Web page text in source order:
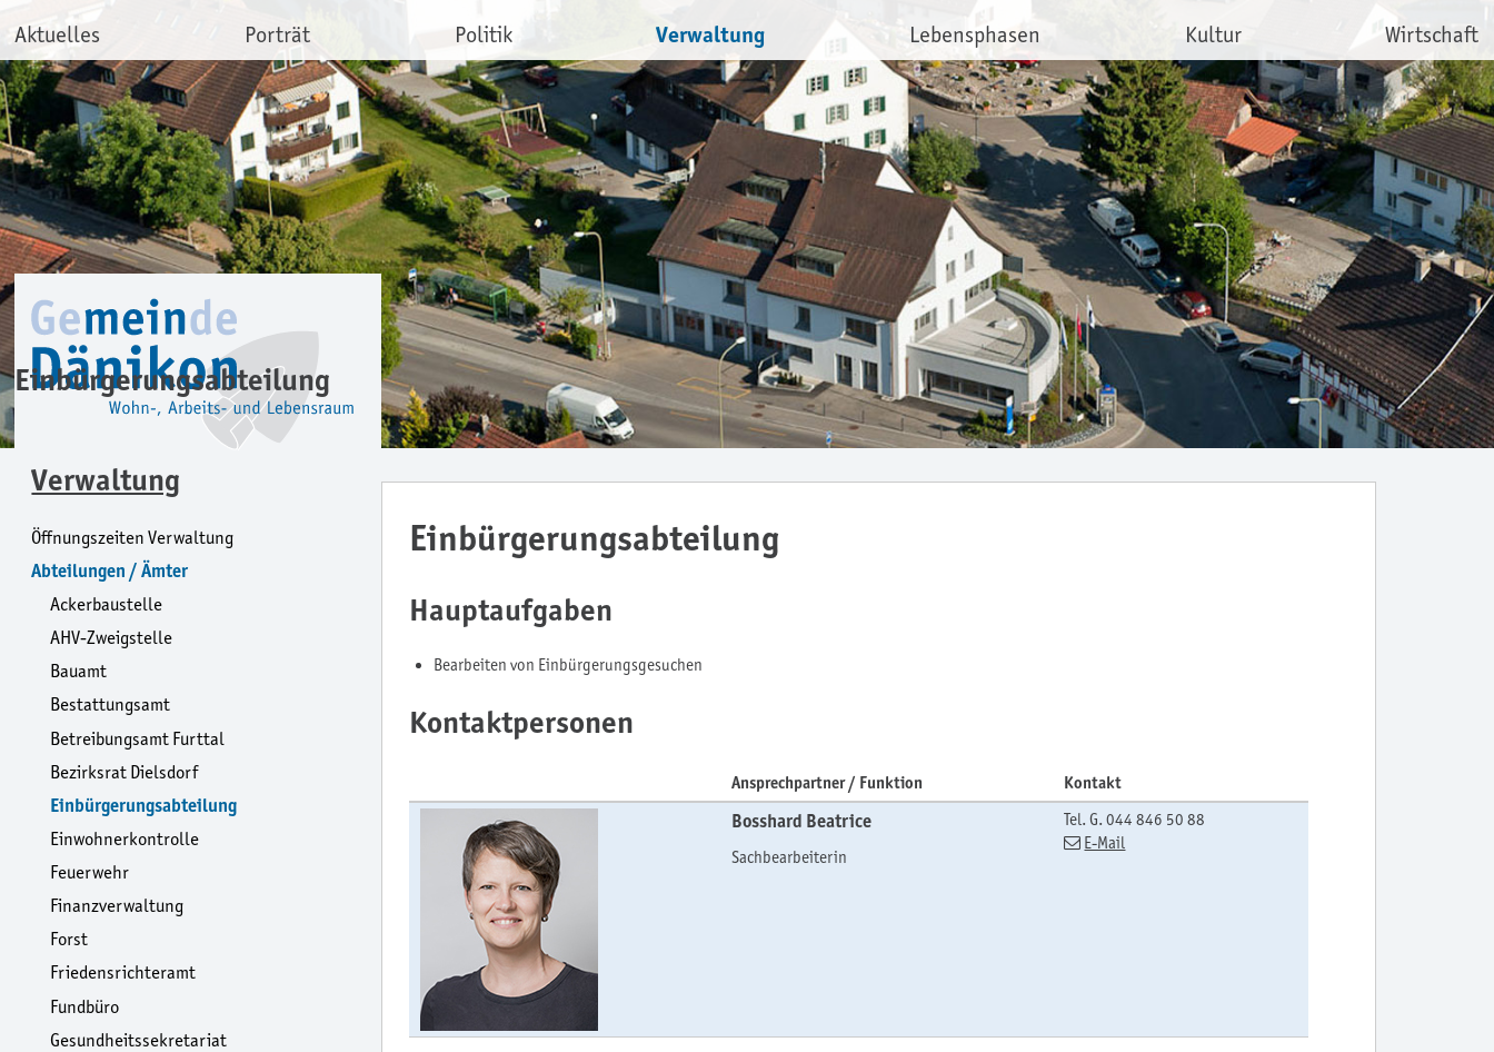
Aktuelles Porträt Politik Verwaltung Lebensphasen Kultur Wirtschaft
Einbürgerungsabteilung
Verwaltung
Öffnungszeiten Verwaltung
Abteilungen / Ämter
Ackerbaustelle
AHV-Zweigstelle
Bauamt
Bestattungsamt
Betreibungsamt Furttal
Bezirksrat Dielsdorf
Einbürgerungsabteilung
Einwohnerkontrolle
Feuerwehr
Finanzverwaltung
Forst
Friedensrichteramt
Fundbüro
Gesundheitssekretariat
Einbürgerungsabteilung
Hauptaufgaben
Bearbeiten von Einbürgerungsgesuchen
Kontaktpersonen
Ansprechpartner / Funktion Kontakt
Bosshard Beatrice
Sachbearbeiterin
Tel. G. 044 846 50 88
E-Mail